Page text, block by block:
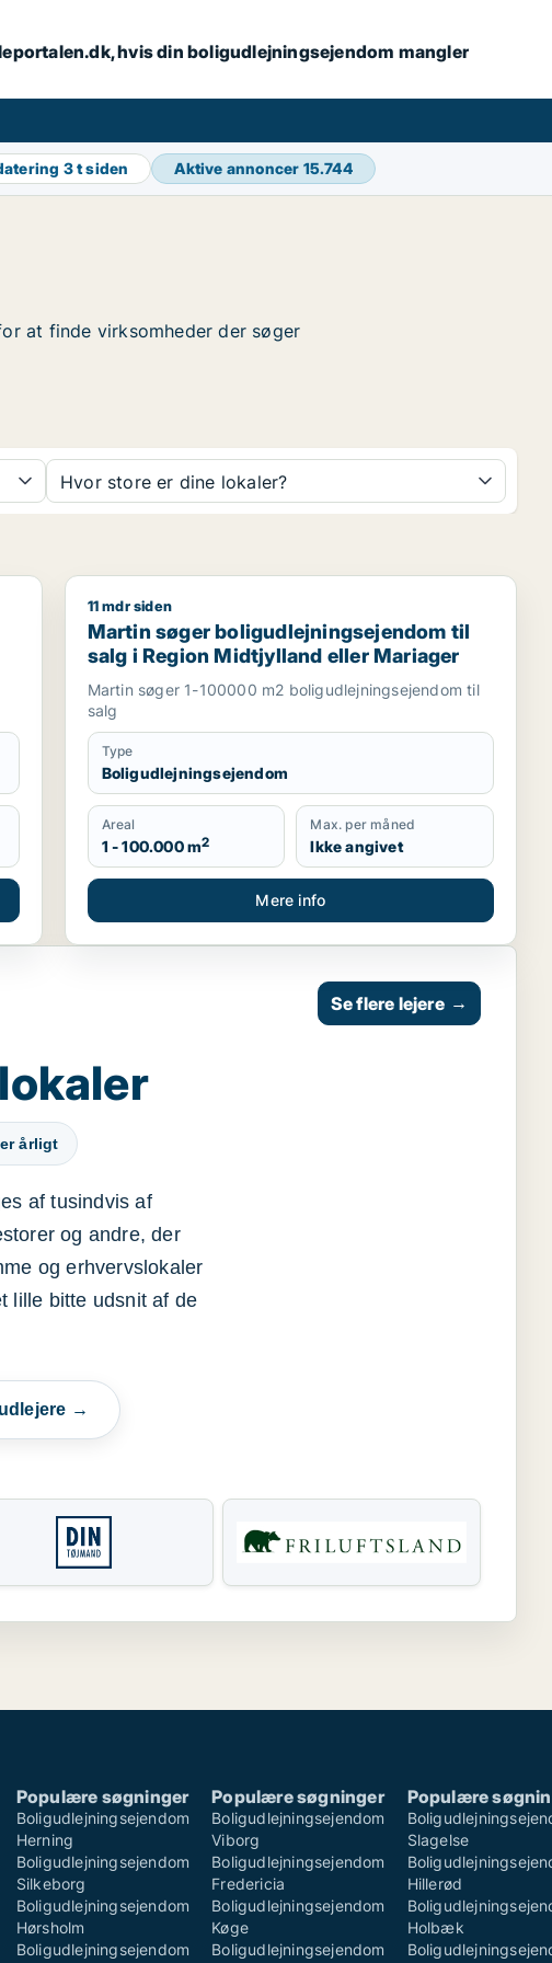
hvis din boligudlejningsejendom mangler
3 t siden Aktive annoncer 15.744
at finde virksomheder der søger
Hvor store er dine lokaler?
til salg i Give
Martin søger boligudlejningsejendom til salg i Region
11 mdr siden
Martin søger boligudlejningsejendom til
salg i Region Midtjylland eller Mariager
Martin søger 1-100000 m2 boligudlejningsejendom til
salg
Type
Boligudlejningsejendom
Areal
1 - 100.000 m2
Max. per måned
Ikke angivet
Mere info
årligt
af tusindvis af
og andre, der
og erhvervslokaler
lille bitte udsnit af de
→
Se flere lejere →
Populære søgninger
Boligudlejningsejendom
Herning
Boligudlejningsejendom
Silkeborg
Boligudlejningsejendom
Hørsholm
Boligudlejningsejendom
Populære søgninger
Boligudlejningsejendom
Viborg
Boligudlejningsejendom
Fredericia
Boligudlejningsejendom
Køge
Boligudlejningsejendom
Populære
Slagelse
Hillerød
Holbæk